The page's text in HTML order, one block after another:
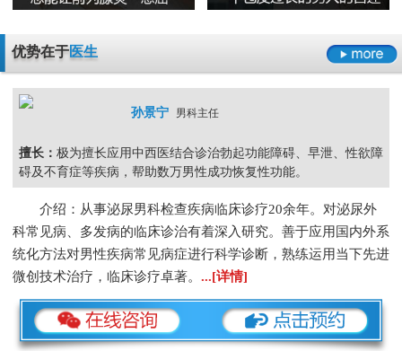
优势在于医生
孙景宁 男科主任
擅长： 极为擅长应用中西医结合诊治勃起功能障碍、早泄、性欲障
碍及不育症等疾病，帮助数万男性成功恢复性功能。
介绍：从事泌尿男科检查疾病临床诊疗20余年。对泌尿外
科常见病、多发病的临床诊治有着深入研究。善于应用国内外系
统化方法对男性疾病常见病症进行科学诊断，熟练运用当下先进
微创技术治疗，临床诊疗卓著。 ...[详情]